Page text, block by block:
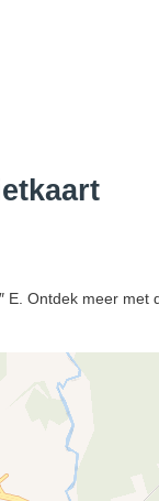
E. Ontdek meer